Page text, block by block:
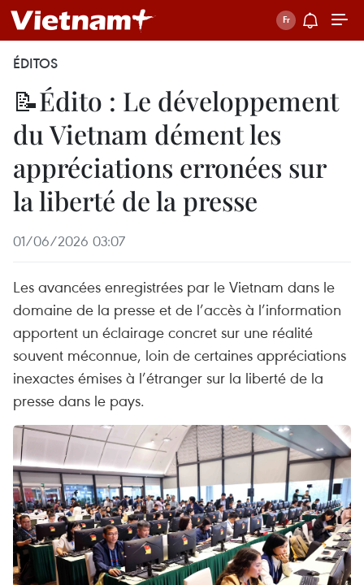
ÉDITOS
📝Édito : Le développement
du Vietnam dément les
appréciations erronées sur
la liberté de la presse
01/06/2026 03:07
Les avancées enregistrées par le Vietnam dans le
domaine de la presse et de l’accès à l’information
apportent un éclairage concret sur une réalité
souvent méconnue, loin de certaines appréciations
inexactes émises à l’étranger sur la liberté de la
presse dans le pays.